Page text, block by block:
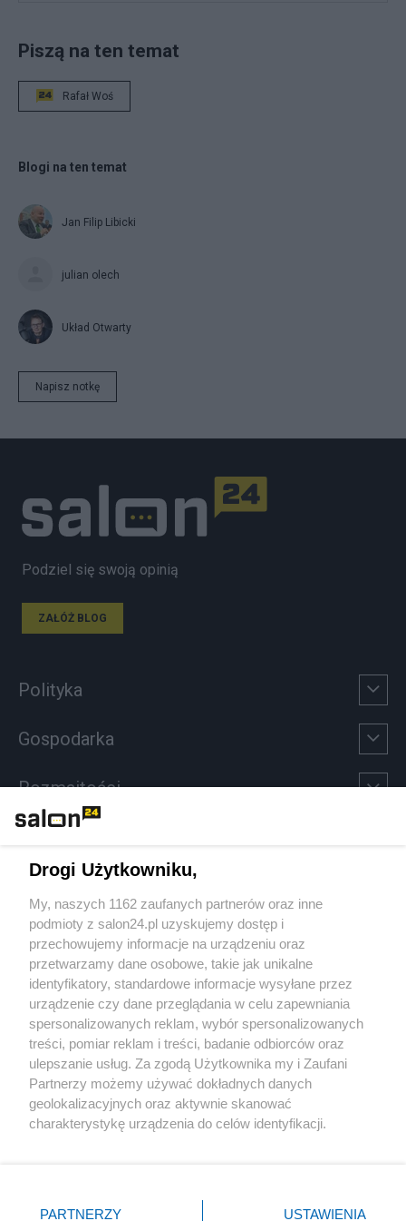
Piszą na ten temat
Rafał Woś
Blogi na ten temat
Jan Filip Libicki
julian olech
Układ Otwarty
Napisz notkę
Podziel się swoją opinią
ZAŁÓŻ BLOG
Polityka
Gospodarka
Rozmaitości
Sport
Społeczeństwo
Kultura
X Facebook Instagram Youtube
Drogi Użytkowniku,
My, naszych 1162 zaufanych partnerów oraz inne
podmioty z salon24.pl uzyskujemy dostęp i
przechowujemy informacje na urządzeniu oraz
przetwarzamy dane osobowe, takie jak unikalne
identyfikatory, standardowe informacje wysyłane przez
urządzenie czy dane przeglądania w celu zapewniania
spersonalizowanych reklam, wybór spersonalizowanych
treści, pomiar reklam i treści, badanie odbiorców oraz
ulepszanie usług. Za zgodą Użytkownika my i Zaufani
Partnerzy możemy używać dokładnych danych
geolokalizacyjnych oraz aktywnie skanować
charakterystykę urządzenia do celów identyfikacji.
zmienić/wycofać klikając przycisk ustawień prywatności
PARTNERZY USTAWIENIA